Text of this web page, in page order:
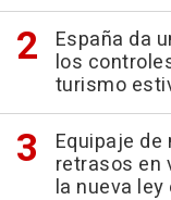
España da
los
turismo
Equipaje
retrasos en
la nueva